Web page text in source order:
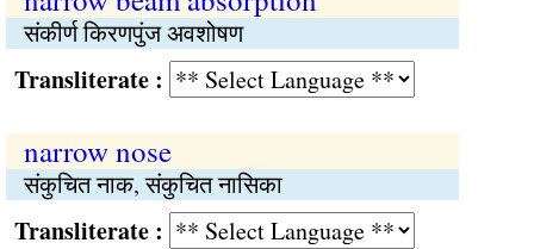
संकीर्ण किरणपुंज अवशोषण
:
narrow nose
संकुचित नाक, संकुचित नासिका
: